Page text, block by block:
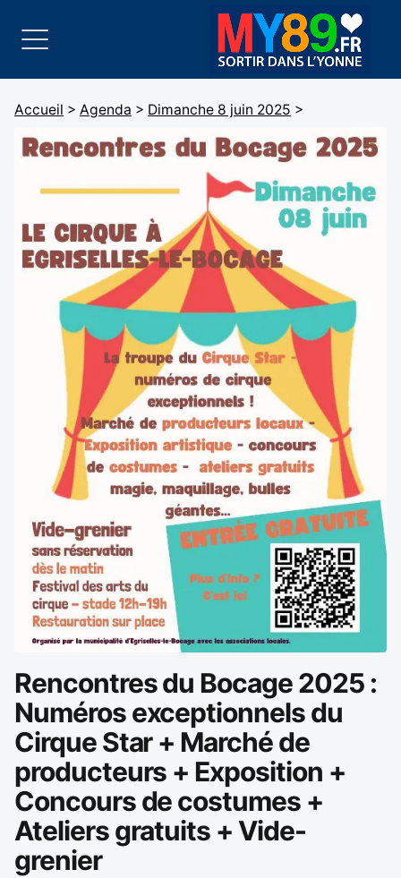
Accueil > Agenda > Dimanche 8 juin 2025 >
Rencontres du Bocage 2025 :
Numéros exceptionnels du
Cirque Star + Marché de
producteurs + Exposition +
Concours de costumes +
Ateliers gratuits + Vide-
grenier